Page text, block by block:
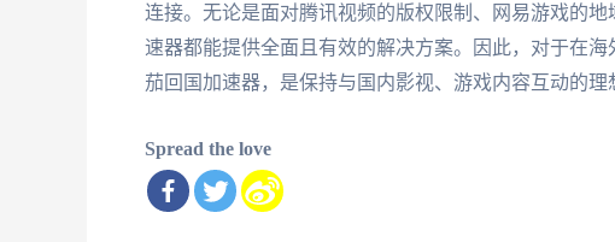
连接。无论是面对腾讯视频的版权限制、网易游戏的
速器都能提供全面且有效的解决方案。因此，对于在
茄回国加速器，是保持与国内影视、游戏内容互动的
Spread the love